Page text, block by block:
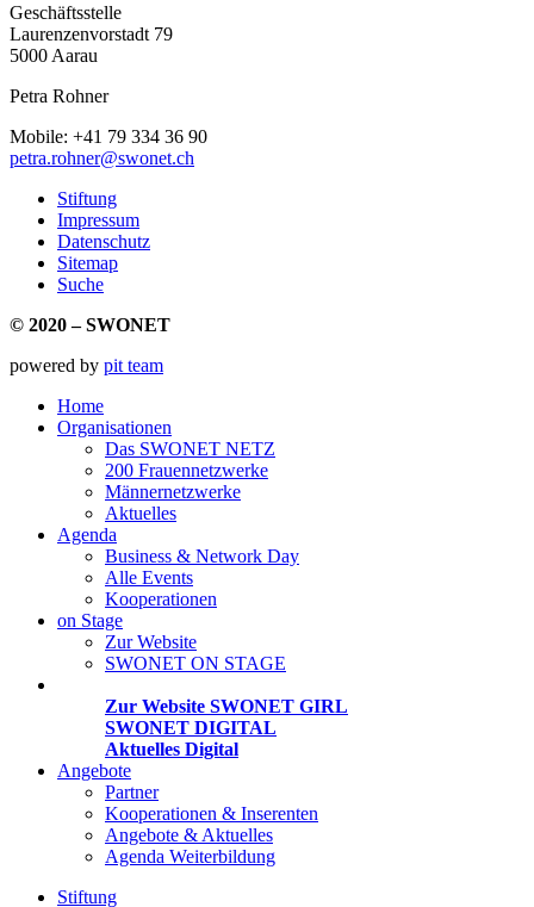
Geschäftsstelle
Laurenzenvorstadt 79
5000 Aarau
Petra Rohner
Mobile: +41 79 334 36 90
petra.rohner@swonet.ch
Stiftung
Impressum
Datenschutz
Sitemap
Suche
© 2020 – SWONET
powered by pit team
Home
Organisationen
Das SWONET NETZ
200 Frauen­netzwerke
Männernetzwerke
Aktuelles
Agenda
Business & Network Day
Alle Events
Kooperationen
on Stage
Zur Website
SWONET ON STAGE
Zur Website SWONET GIRL
SWONET DIGITAL
Aktuelles Digital
Angebote
Partner
Kooperationen & Inserenten
Angebote & Aktuelles
Agenda Weiterbildung
Stiftung